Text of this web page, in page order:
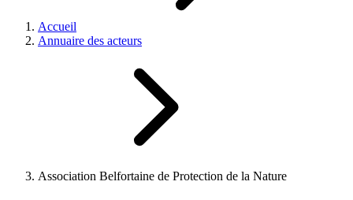
Accueil
Annuaire des acteurs
Association Belfortaine de Protection de la Nature